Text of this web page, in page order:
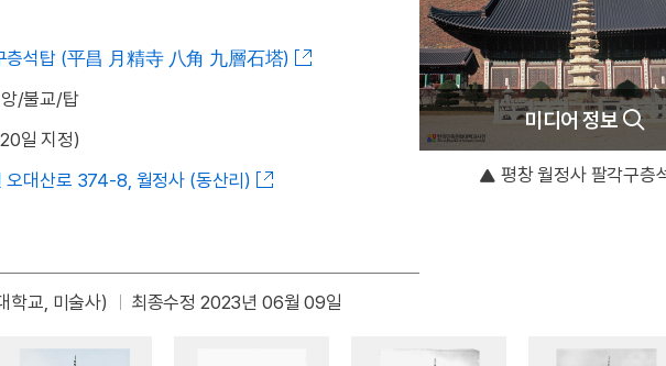
층석탑 (平昌 月精寺 八角 九層石塔)
/불교/탑
일 지정)
오대산로 374-8, 월정사 (동산리)
학교, 미술사) 최종수정 2023년 06월 09일
미디어 정보
평창 월정사 팔각구층